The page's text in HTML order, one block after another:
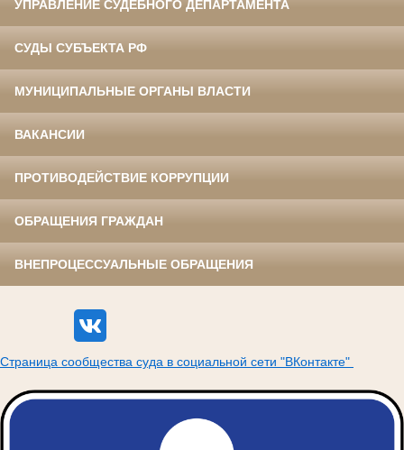
УПРАВЛЕНИЕ СУДЕБНОГО ДЕПАРТАМЕНТА
СУДЫ СУБЪЕКТА РФ
МУНИЦИПАЛЬНЫЕ ОРГАНЫ ВЛАСТИ
ВАКАНСИИ
ПРОТИВОДЕЙСТВИЕ КОРРУПЦИИ
ОБРАЩЕНИЯ ГРАЖДАН
ВНЕПРОЦЕССУАЛЬНЫЕ ОБРАЩЕНИЯ
Страница сообщества суда в социальной сети "ВКонтакте"